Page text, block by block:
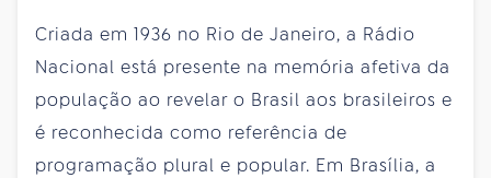
Criada em 1936 no Rio de Janeiro, a Rádio
Nacional está presente na memória afetiva da
população ao revelar o Brasil aos brasileiros e
é reconhecida como referência de
programação plural e popular. Em Brasília, a